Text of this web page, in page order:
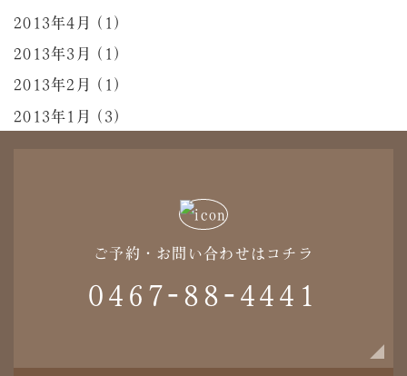
2013年4月 (1)
2013年3月 (1)
2013年2月 (1)
2013年1月 (3)
ご予約・お問い合わせはコチラ
0467-88-4441